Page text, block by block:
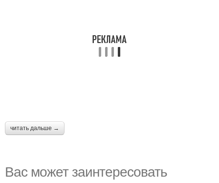
читать дальше →
Вас может заинтересовать